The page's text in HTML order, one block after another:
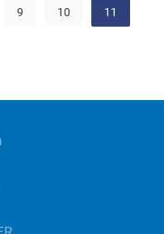
9 10 11